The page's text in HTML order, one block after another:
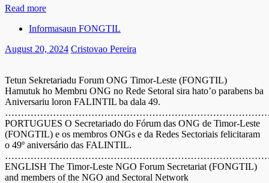
Read more
Informasaun FONGTIL
August 20, 2024 Cristovao Pereira
Tetun Sekretariadu Forum ONG Timor-Leste (FONGTIL)
Hamutuk ho Membru ONG no Rede Setoral sira hato’o parabens ba
Aniversariu loron FALINTIL ba dala 49.
PORTUGUES O Secretariado do Fórum das ONG de Timor-Leste
(FONGTIL) e os membros ONGs e da Redes Sectoriais felicitaram
o 49º aniversário das FALINTIL.
ENGLISH The Timor-Leste NGO Forum Secretariat (FONGTIL)
and members of the NGO and Sectoral Network